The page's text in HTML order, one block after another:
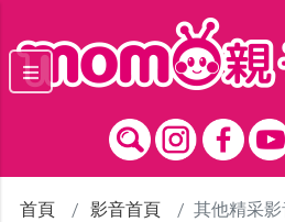
首頁 影音首頁 其他精采影